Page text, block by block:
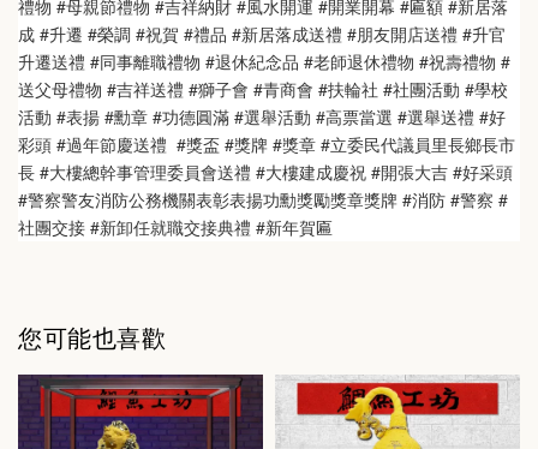
禮物 #母親節禮物 #吉祥納財 #風水開運 #開業開幕 #匾額 #新居落
成 #升遷 #榮調 #祝賀 #禮品 #新居落成送禮 #朋友開店送禮 #升官
升遷送禮 #同事離職禮物 #退休紀念品 #老師退休禮物 #祝壽禮物 #
送父母禮物 #吉祥送禮 #獅子會 #青商會 #扶輪社 #社團活動 #學校
活動 #表揚 #勳章 #功德圓滿 #選舉活動 #高票當選 #選舉送禮 #好
彩頭 #過年節慶送禮  #獎盃 #獎牌 #獎章 #立委民代議員里長鄉長市
長 #大樓總幹事管理委員會送禮 #大樓建成慶祝 #開張大吉 #好采頭
#警察警友消防公務機關表彰表揚功勳獎勵獎章獎牌 #消防 #警察 #
社團交接 #新卸任就職交接典禮 #新年賀匾
您可能也喜歡